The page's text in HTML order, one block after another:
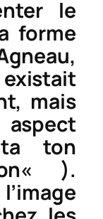
le
forme
mais
ton
« ).